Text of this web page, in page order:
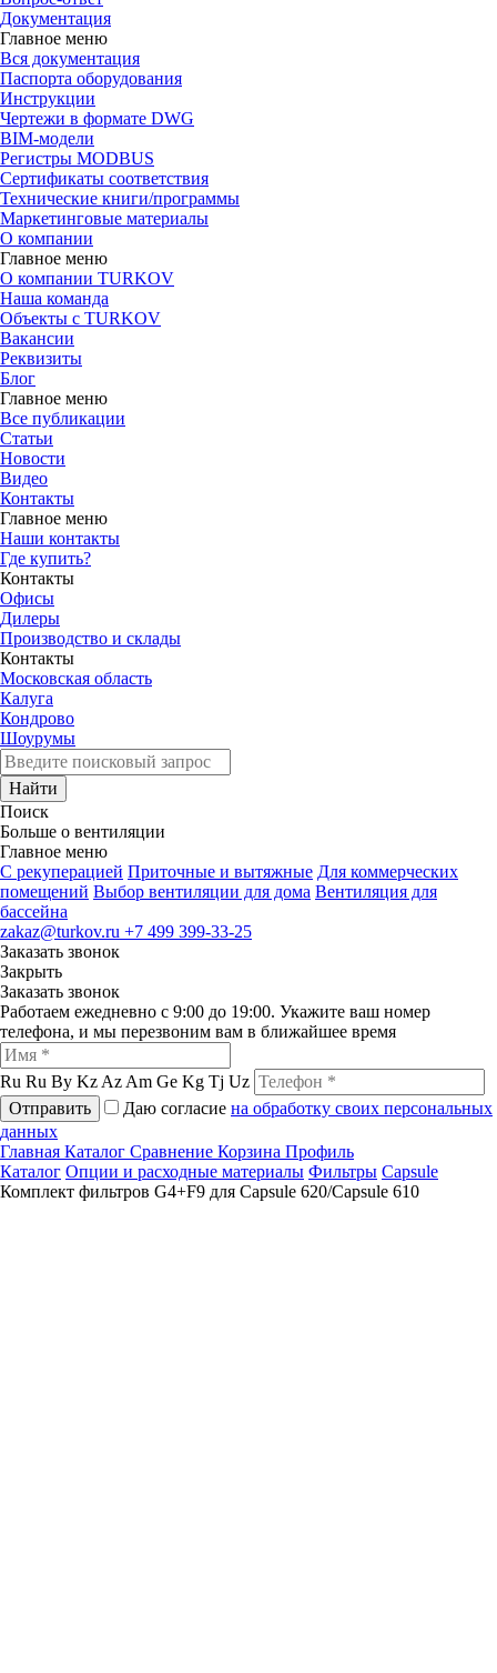
Документация
Главное меню
Вся документация
Паспорта оборудования
Инструкции
Чертежи в формате DWG
BIM-модели
Регистры MODBUS
Сертификаты соответствия
Технические книги/программы
Маркетинговые материалы
О компании
Главное меню
О компании TURKOV
Наша команда
Объекты с TURKOV
Вакансии
Реквизиты
Блог
Главное меню
Все публикации
Статьи
Новости
Видео
Контакты
Главное меню
Наши контакты
Где купить?
Контакты
Офисы
Дилеры
Производство и склады
Контакты
Московская область
Калуга
Кондрово
Шоурумы
Найти
Поиск
Больше о вентиляции
Главное меню
C рекуперацией Приточные и вытяжные Для коммерческих
помещений Выбор вентиляции для дома Вентиляция для
бассейна
zakaz@turkov.ru +7 499 399-33-25
Заказать звонок
Закрыть
Заказать звонок
Работаем ежедневно с 9:00 до 19:00. Укажите ваш номер
телефона, и мы перезвоним вам в ближайшее время
Ru Ru By Kz Az Am Ge Kg Tj Uz
Отправить
Даю согласие на обработку своих персональных
данных
Главная Каталог Сравнение Корзина Профиль
Каталог Опции и расходные материалы Фильтры Capsule
Комплект фильтров G4+F9 для Capsule 620/Capsule 610